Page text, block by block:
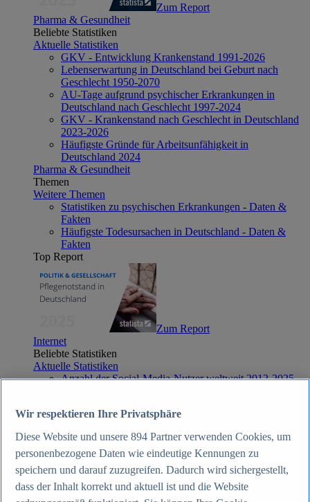
Zum Report
Pharma & Gesundheit
Beliebte Statistiken
Aktuelle Statistiken
GKV - Entwicklung Krankenstand 1991-2026
Lebenserwartung in Deutschland bei Geburt nach
Geschlecht 1950-2070
AU-Tage aufgrund psychischer Erkrankungen in
Deutschland nach Geschlecht 1997-2024
GKV - Krankenstand nach Geschlecht in Deutschland
2023-2026
Häufigste Gründe für Arbeitsunfähigkeit in
Deutschland 2024
Pharma & Gesundheit
Themen
Weitere Themen
Statistiken zu psychischen Erkrankungen - Daten &
Fakten
Häufigste Todesursachen in Deutschland - Daten &
Fakten
Top Report
Zum Report
Internet
Beliebte Statistiken
Aktuelle Statistiken
Anzahl der Social-Media-Nutzer weltweit 2012-2025
Soziale Netzwerke in Deutschland nach Generationen
Instagram - Nutzung nach Alter und Geschlecht in
Deutschland 2025
Podcasts - Nutzung 2016-2025
Themen
Wir respektieren Ihre Privatsphäre
Diese Website und unsere 894 Partner verwenden Cookies, um
personenbezogene Daten wie eindeutige Kennungen zu
speichern und darauf zuzugreifen. Dadurch wird sichergestellt,
dass der Inhalt korrekt und aktuell ist und die Website